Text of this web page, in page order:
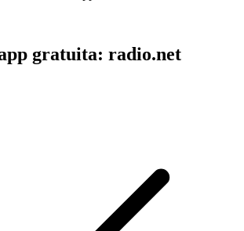
gratuita: radio.net